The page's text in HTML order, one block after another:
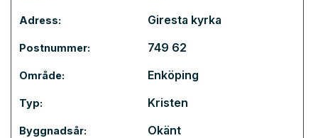
Adress: Giresta kyrka
Postnummer: 749 62
Område: Enköping
Typ: Kristen
Byggnadsår: Okänt